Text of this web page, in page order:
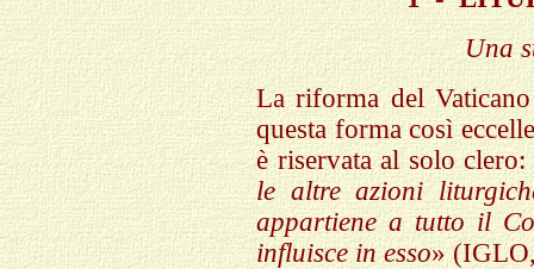
Una
La riforma del
questa forma così
è riservata al solo clero:
le altre azioni
appartiene a tutto il
influisce in esso»